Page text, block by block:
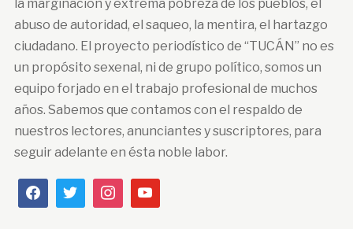
la marginación y extrema pobreza de los pueblos, el
abuso de autoridad, el saqueo, la mentira, el hartazgo
ciudadano. El proyecto periodístico de “TUCÁN” no es
un propósito sexenal, ni de grupo político, somos un
equipo forjado en el trabajo profesional de muchos
años. Sabemos que contamos con el respaldo de
nuestros lectores, anunciantes y suscriptores, para
seguir adelante en ésta noble labor.